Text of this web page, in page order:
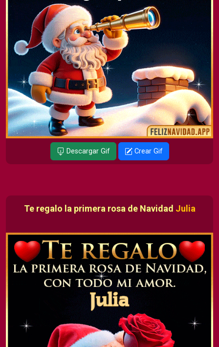
Descargar Gif Crear Gif
Te regalo la primera rosa de Navidad Julia